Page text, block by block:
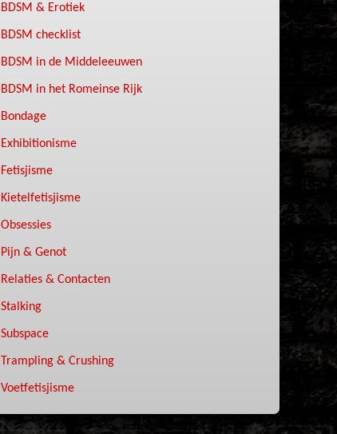
BDSM & Erotiek
BDSM checklist
BDSM in de Middeleeuwen
BDSM in het Romeinse Rijk
Bondage
Exhibitionisme
Fetisjisme
Kietelfetisjisme
Obsessies
Pijn & Genot
Relaties & Contacten
Stalking
Subspace
Trampling & Crushing
Voetfetisjisme